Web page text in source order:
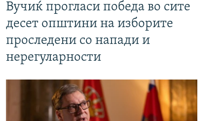
Вучиќ прогласи победа во сите
десет општини на изборите
проследени со напади и
нерегуларности